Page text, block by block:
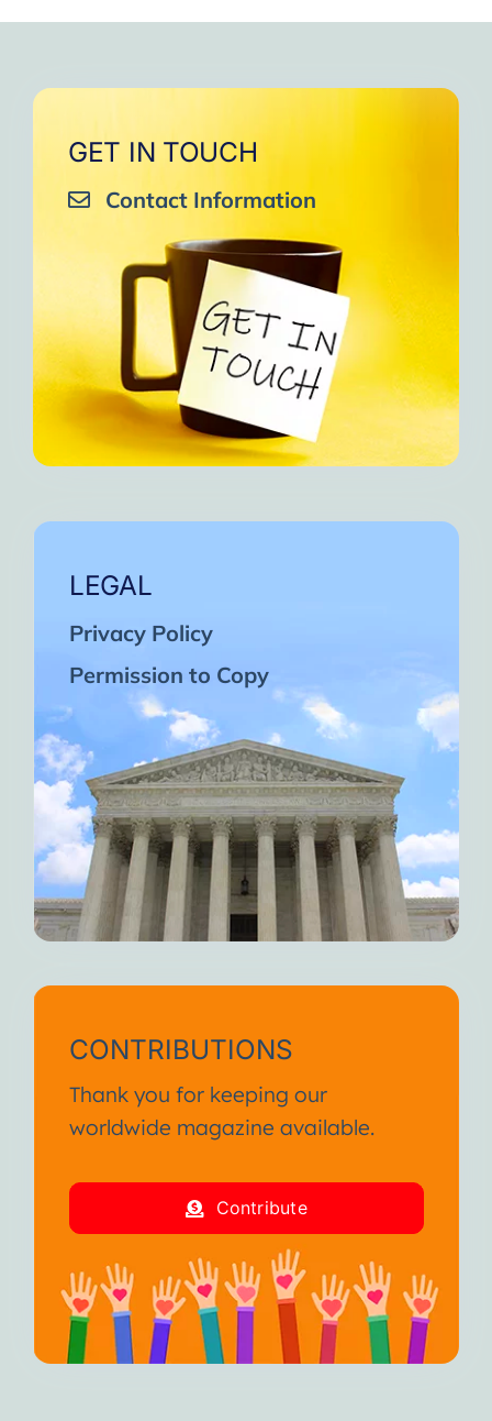
GET IN TOUCH
Contact Information
LEGAL
Privacy Policy
Permission to Copy
CONTRIBUTIONS
Thank you for keeping our
worldwide magazine available.
Contribute